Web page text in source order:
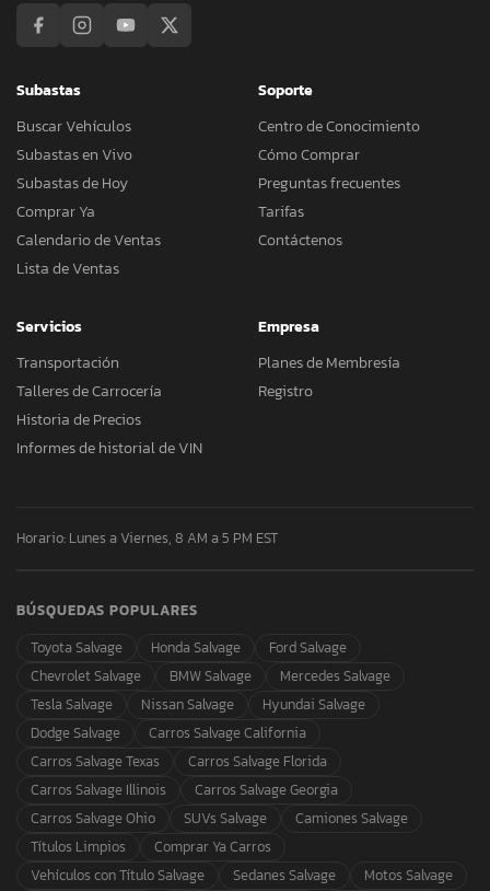
Subastas
Buscar Vehículos
Subastas en Vivo
Subastas de Hoy
Comprar Ya
Calendario de Ventas
Lista de Ventas
Soporte
Centro de Conocimiento
Cómo Comprar
Preguntas frecuentes
Tarifas
Contáctenos
Servicios
Transportación
Talleres de Carrocería
Historia de Precios
Informes de historial de VIN
Empresa
Planes de Membresía
Registro
Horario: Lunes a Viernes, 8 AM a 5 PM EST
BÚSQUEDAS POPULARES
Toyota Salvage
Honda Salvage
Ford Salvage
Chevrolet Salvage
BMW Salvage
Mercedes Salvage
Tesla Salvage
Nissan Salvage
Hyundai Salvage
Dodge Salvage
Carros Salvage California
Carros Salvage Texas
Carros Salvage Florida
Carros Salvage Illinois
Carros Salvage Georgia
Carros Salvage Ohio
SUVs Salvage
Camiones Salvage
Títulos Limpios
Comprar Ya Carros
Vehículos con Título Salvage
Sedanes Salvage Motos Salvage